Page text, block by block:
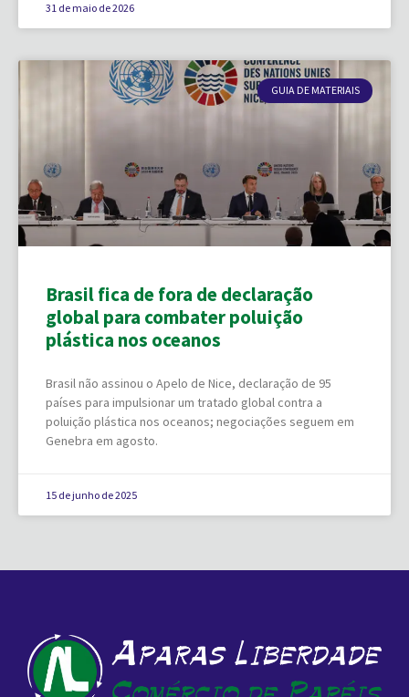
31 de maio de 2026
GUIA DE MATERIAIS
Brasil fica de fora de declaração
global para combater poluição
plástica nos oceanos
Brasil não assinou o Apelo de Nice, declaração de 95
países para impulsionar um tratado global contra a
poluição plástica nos oceanos; negociações seguem em
Genebra em agosto.
15 de junho de 2025